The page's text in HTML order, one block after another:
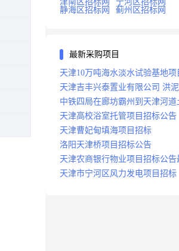
静海区招标网
蓟州区招标网
最新采购项目
天津10万吨海水淡水试验基地项
天津吉丰兴泰置业有限公司 洪
标工程
中铁四局在廊坊霸州到天津河道
程项目招标
天津高校浴室托管项目招标公告
天津曹妃甸填海项目招标
洛阳天津桥项目招标公告
天津农商银行物业项目招标公告
天津市宁河区风力发电项目招标